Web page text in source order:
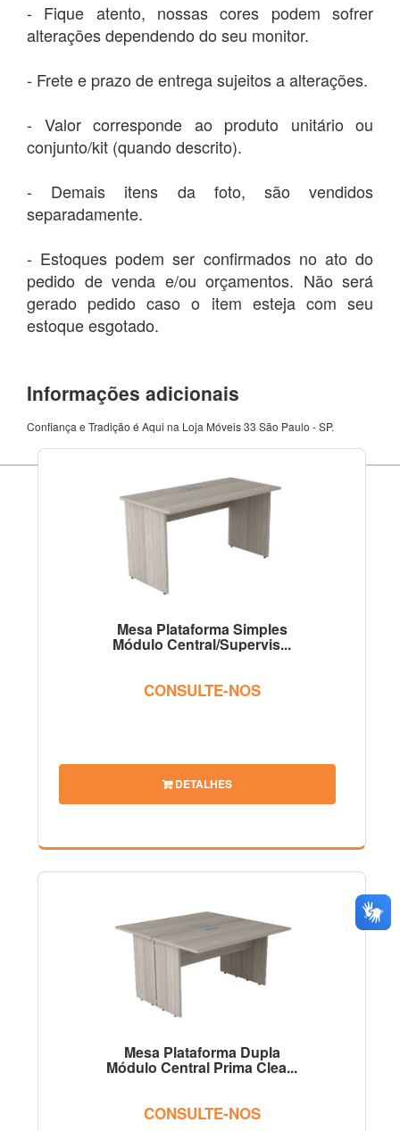
- Fique atento, nossas cores podem sofrer
alterações dependendo do seu monitor.
- Frete e prazo de entrega sujeitos a alterações.
- Valor corresponde ao produto unitário ou
conjunto/kit (quando descrito).
- Demais itens da foto, são vendidos
separadamente.
- Estoques podem ser confirmados no ato do
pedido de venda e/ou orçamentos. Não será
gerado pedido caso o item esteja com seu
estoque esgotado.
Informações adicionais
Confiança e Tradição é Aqui na Loja Móveis 33 São Paulo - SP.
Mesa Plataforma Simples
Módulo Central/Supervis...
CONSULTE-NOS
DETALHES
Mesa Plataforma Dupla
Módulo Central Prima Clea...
CONSULTE-NOS